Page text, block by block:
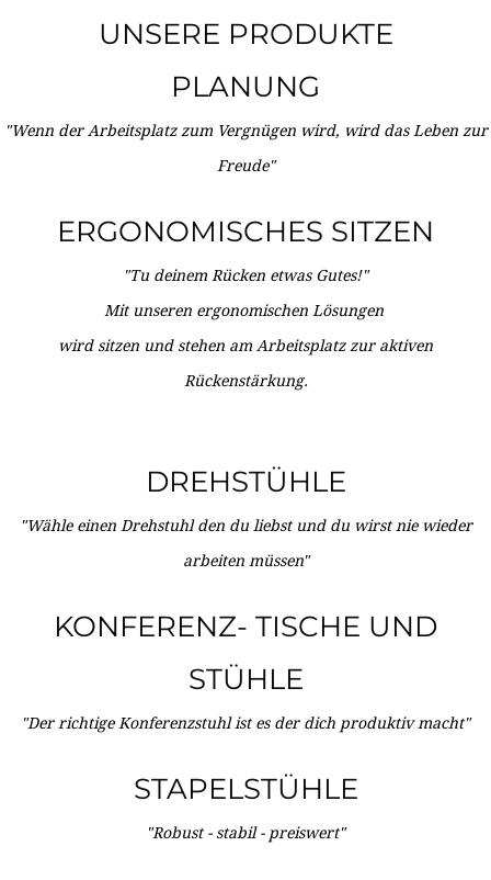
UNSERE PRODUKTE
PLANUNG
"Wenn der Arbeitsplatz zum Vergnügen wird, wird das Leben zur
Freude"
ERGONOMISCHES SITZEN
"Tu deinem Rücken etwas Gutes!"
Mit unseren ergonomischen Lösungen
wird sitzen und stehen am Arbeitsplatz zur aktiven
Rückenstärkung.
DREHSTÜHLE
"Wähle einen Drehstuhl den du liebst und du wirst nie wieder
arbeiten müssen"
KONFERENZ- TISCHE UND
STÜHLE
"Der richtige Konferenzstuhl ist es der dich produktiv macht"
STAPELSTÜHLE
"Robust - stabil - preiswert"